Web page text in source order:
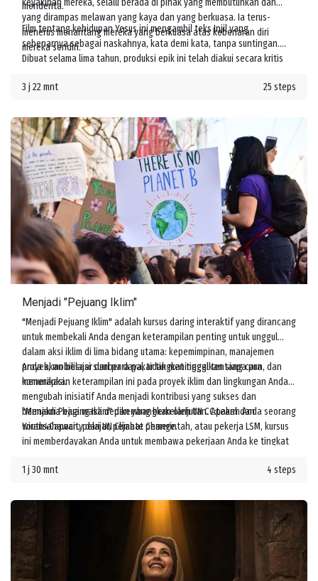
menderita.
keyakinan mereka, selalu berada di pihak yang membutuhkan dan
yang dirampas melawan yang kaya dan yang berkuasa. Ia terus-
menerus menantang mereka yang berkuasa atas kebenaran diri
mereka sendiri.
Film tentang kehidupan Yesus ini mengambil teks Injil yang
sebenarnya sebagai naskahnya, kata demi kata, tanpa suntingan.
Dibuat selama lima tahun, produksi epik ini telah diakui secara kritis
unik dan sangat autentik.
3 j 22 mnt 25 steps
Menjadi "Pejuang Iklim"
"Menjadi Pejuang Iklim" adalah kursus daring interaktif yang dirancang
untuk membekali Anda dengan keterampilan penting untuk unggul
dalam aksi iklim di lima bidang utama: kepemimpinan, manajemen
proyek, mobilisasi sumber daya, tidak meninggalkan siapa pun, dan
komunikasi.
Anda akan belajar dari para pakar tingkat tinggi tentang cara
menerapkan keterampilan ini pada proyek iklim dan lingkungan Anda,
mengubah inisiatif Anda menjadi kontribusi yang sukses dan
bermakna bagi masa depan yang berkelanjutan. Apakah Anda seorang
wirausahawan, pelajar, pejabat pemerintah, atau pekerja LSM, kursus
ini memberdayakan Anda untuk membawa pekerjaan Anda ke tingkat
"Menjadi Pejuang Iklim" dikembangkan oleh UN CC:Learn dan
Youth4Capacity dari UN Climate Change.
1 j 30 mnt 4 steps